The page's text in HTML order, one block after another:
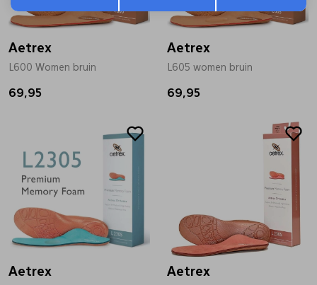
Aetrex
L600 Women bruin
69,95
Aetrex
L605 women bruin
69,95
Aetrex Aetrex